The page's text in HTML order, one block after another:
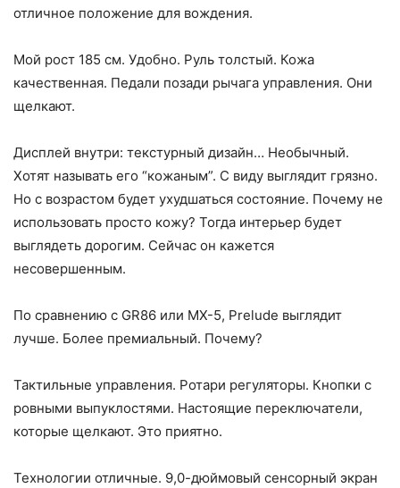
отличное положение для вождения.
Мой рост 185 см. Удобно. Руль толстый. Кожа
качественная. Педали позади рычага управления. Они
щелкают.
Дисплей внутри: текстурный дизайн… Необычный.
Хотят называть его “кожаным”. С виду выглядит грязно.
Но с возрастом будет ухудшаться состояние. Почему не
использовать просто кожу? Тогда интерьер будет
выглядеть дорогим. Сейчас он кажется
несовершенным.
По сравнению с GR86 или MX-5, Prelude выглядит
лучше. Более премиальный. Почему?
Тактильные управления. Ротари регуляторы. Кнопки с
ровными выпуклостями. Настоящие переключатели,
которые щелкают. Это приятно.
Технологии отличные. 9,0-дюймовый сенсорный экран